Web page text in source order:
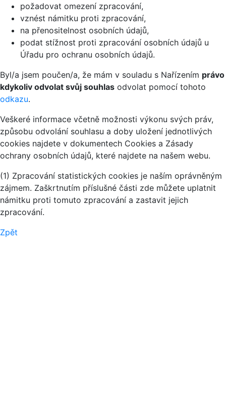
požadovat omezení zpracování,
vznést námitku proti zpracování,
na přenositelnost osobních údajů,
podat stížnost proti zpracování osobních údajů u
Úřadu pro ochranu osobních údajů.
Byl/a jsem poučen/a, že mám v souladu s Nařízením právo
kdykoliv odvolat svůj souhlas odvolat pomocí tohoto
odkazu.
Veškeré informace včetně možnosti výkonu svých práv,
způsobu odvolání souhlasu a doby uložení jednotlivých
cookies najdete v dokumentech Cookies a Zásady
ochrany osobních údajů, které najdete na našem webu.
(1) Zpracování statistických cookies je naším oprávněným
zájmem. Zaškrtnutím příslušné části zde můžete uplatnit
námitku proti tomuto zpracování a zastavit jejich
zpracování.
Zpět